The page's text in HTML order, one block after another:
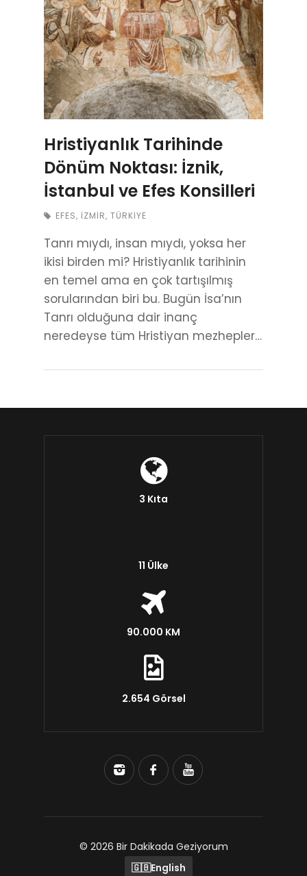
Hristiyanlık Tarihinde
Dönüm Noktası: İznik,
İstanbul ve Efes Konsilleri
EFES, İZMIR, TÜRKIYE
Tanrı mıydı, insan mıydı, yoksa her
ikisi birden mi? Hristiyanlık tarihinin
en temel ama en çok tartışılmış
sorularından biri bu. Bugün İsa’nın
Tanrı olduğuna dair inanç
neredeyse tüm Hristiyan mezhepler…
3 Kıta
11 Ülke
90.000 KM
2.654 Görsel
© 2026 Bir Dakikada Geziyorum
🇬🇧English